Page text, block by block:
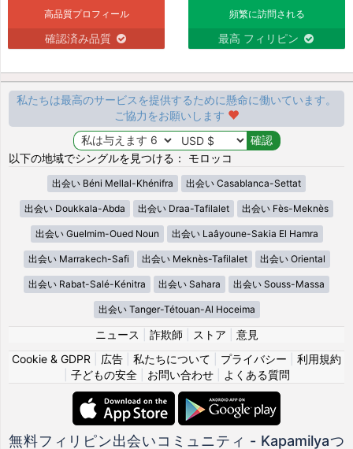
高品質プロフィール
確認済み品質
頻繁に訪問される
最高 フィリピン
私たちは最高のサービスを提供するために懸命に働いています。
ご協力をお願いします
以下の地域でシングルを見つける： モロッコ
出会い Béni Mellal-Khénifra 出会い Casablanca-Settat
出会い Doukkala-Abda 出会い Draa-Tafilalet 出会い Fès-Meknès
出会い Guelmim-Oued Noun 出会い Laâyoune-Sakia El Hamra
出会い Marrakech-Safi 出会い Meknès-Tafilalet 出会い Oriental
出会い Rabat-Salé-Kénitra 出会い Sahara 出会い Souss-Massa
出会い Tanger-Tétouan-Al Hoceima
ニュース 詐欺師 ストア
意見
Cookie & GDPR
広告 私たちについて プライバシー
利用規約
子どもの安全| お問い合わせ| よくある質問
無料フィリピン出会いコミュニティ - Kapamilyaつ